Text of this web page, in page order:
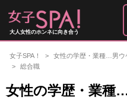
大人女性のホンネに向き合う
女子SPA！
女性の学歴・業種…男ウ
総合職
女性の学歴・業種